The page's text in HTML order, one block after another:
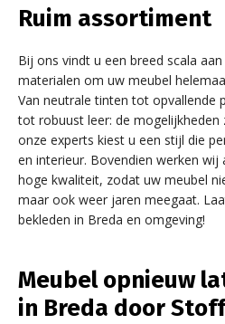
Ruim assortiment
Bij ons vindt u een breed scala
materialen om uw meubel
Van neutrale tinten tot opvallende
tot robuust leer: de mogelijkheden
onze experts kiest u een stijl die
en interieur. Bovendien werken
hoge kwaliteit, zodat uw meubel
maar ook weer jaren meegaat.
bekleden in Breda en omgeving!
Meubel opnieuw
in Breda door